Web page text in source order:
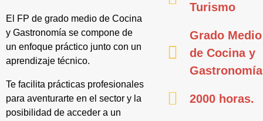
El FP de grado medio de Cocina
y Gastronomía se compone de
un enfoque práctico junto con un
aprendizaje técnico.
Te facilita prácticas profesionales
para aventurarte en el sector y la
posibilidad de acceder a un
Turismo
Grado Medio
de Cocina y
Gastronomía
2000 horas.